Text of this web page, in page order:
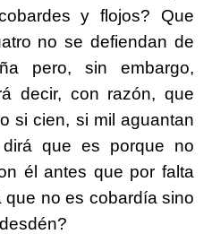
y flojos? Que
no se defiendan de
pero, sin embargo,
decir, con razón, que
si cien, si mil aguantan
que es porque no
él antes que por falta
no es cobardía sino